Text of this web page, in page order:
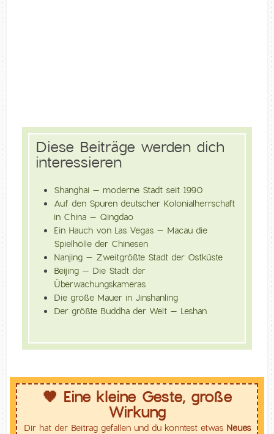
Diese Beiträge werden dich
interessieren
Shanghai – moderne Stadt seit 1990
Auf den Spuren deutscher Kolonialherrschaft
in China – Qingdao
Ein Hauch von Las Vegas – Macau die
Spielhölle der Chinesen
Nanjing – Zweitgrößte Stadt der Ostküste
Beijing – Die Stadt der
Überwachungskameras
Die große Mauer in Jinshanling
Der größte Buddha der Welt – Leshan
🧡 Eine kleine Geste, große
Wirkung
Dir hat der Beitrag gefallen und du konntest etwas Neues